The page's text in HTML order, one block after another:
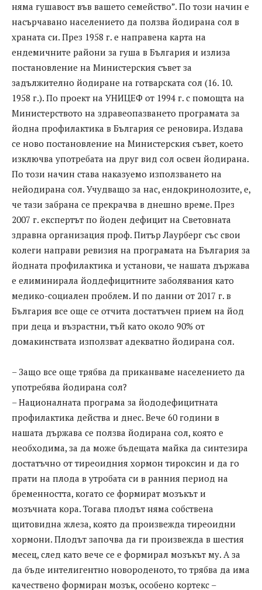
няма гушавост във вашето семейство”. По този начин е
насърчавано населението да ползва йодирана сол в
храната си. През 1958 г. е направена карта на
ендемичните райони за гуша в България и излиза
постановление на Министерския съвет за
задължително йодиране на готварската сол (16. 10.
1958 г.). По проект на УНИЦЕФ от 1994 г. с помощта на
Министерството на здравеопазването програмата за
йодна профилактика в България се реновира. Издава
се ново постановление на Министерския съвет, което
изключва употребата на друг вид сол освен йодирана.
По този начин става наказуемо използването на
нейодирана сол. Учудващо за нас, ендокринолозите, е,
че тази забрана се прекрачва в днешно време. През
2007 г. експертът по йоден дефицит на Световната
здравна организация проф. Питър Лаурберг със свои
колеги направи ревизия на програмата на България за
йодната профилактика и установи, че нашата държава
е елиминирала йоддефицитните заболявания като
медико-социален проблем. И по данни от 2017 г. в
България все още се отчита достатъчен прием на йод
при деца и възрастни, тъй като около 90% от
домакинствата използват адекватно йодирана сол.
– Защо все още трябва да приканваме населението да
употребява йодирана сол?
– Националната програма за йододефицитната
профилактика действа и днес. Вече 60 години в
нашата държава се ползва йодирана сол, която е
необходима, за да може бъдещата майка да синтезира
достатъчно от тиреоидния хормон тироксин и да го
прати на плода в утробата си в ранния период на
бременността, когато се формират мозъкът и
мозъчната кора. Тогава плодът няма собствена
щитовидна жлеза, която да произвежда тиреоидни
хормони. Плодът започва да ги произвежда в шестия
месец, след като вече се е формирал мозъкът му. А за
да бъде интелигентно новороденото, то трябва да има
качествено формиран мозък, особено кортекс –